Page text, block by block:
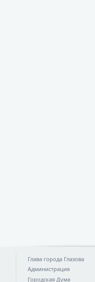
Глава города Глазова
Администрация
Городская Дума